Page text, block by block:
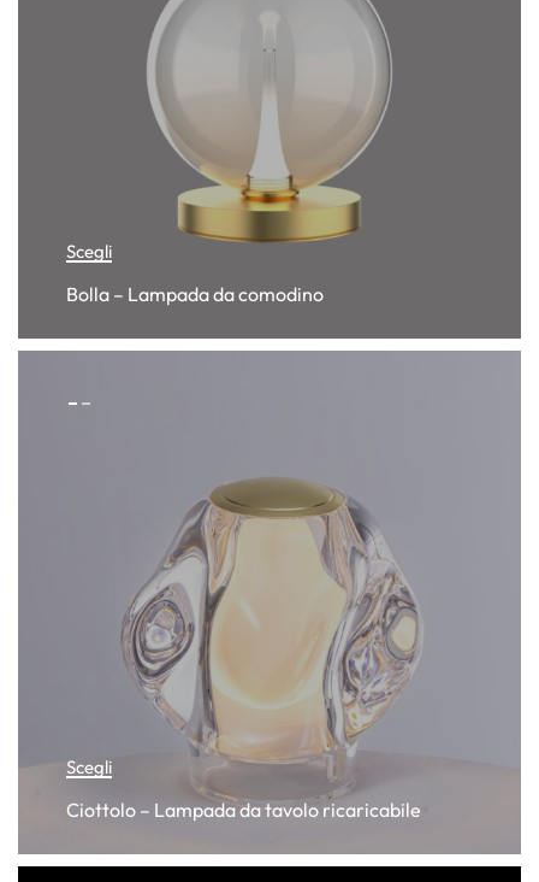
Scegli
Bolla – Lampada da comodino
Scegli
Ciottolo – Lampada da tavolo ricaricabile